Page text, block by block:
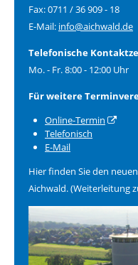
Fax: 0711 / 36 909 - 18
E-Mail: info@aichwald.de
Telefonische
Mo. - Fr. 8:00 - 12:00 Uhr
Für weitere
Online-Termin
Telefonisch
E-Mail
Hier finden Sie den neuen
Aichwald. (Weiterleitung